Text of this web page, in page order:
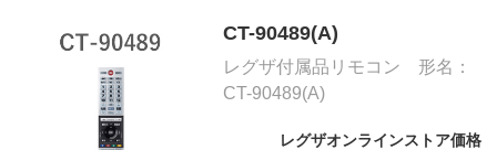
CT-90489(A)
レグザ付属品リモコン 形名：
CT-90489(A)
レグザオンラインストア価格